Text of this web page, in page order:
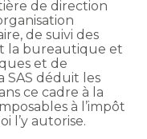
de direction
de suivi des
la bureautique et
et de
SAS déduit les
ce cadre à la
à l’impôt
l’y autorise.